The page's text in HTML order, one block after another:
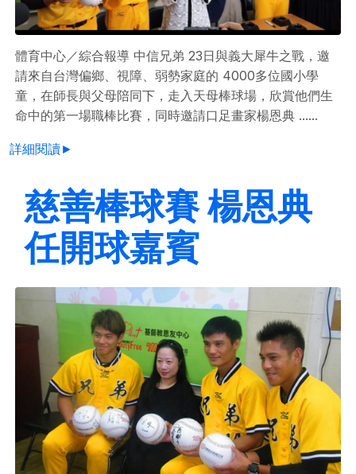
體育中心／綜合報導 中信兄弟 23日與義大犀牛之戰，邀
請來自台灣偏鄉、視障、弱勢家庭的 4000多位國小學
童，在師長與父母陪同下，走入天母棒球場，欣賞他們生
命中的第一場職棒比賽，同時邀請口足畫家楊恩典 ......
詳細閱讀►
慈善棒球賽 楊恩典
任開球嘉賓